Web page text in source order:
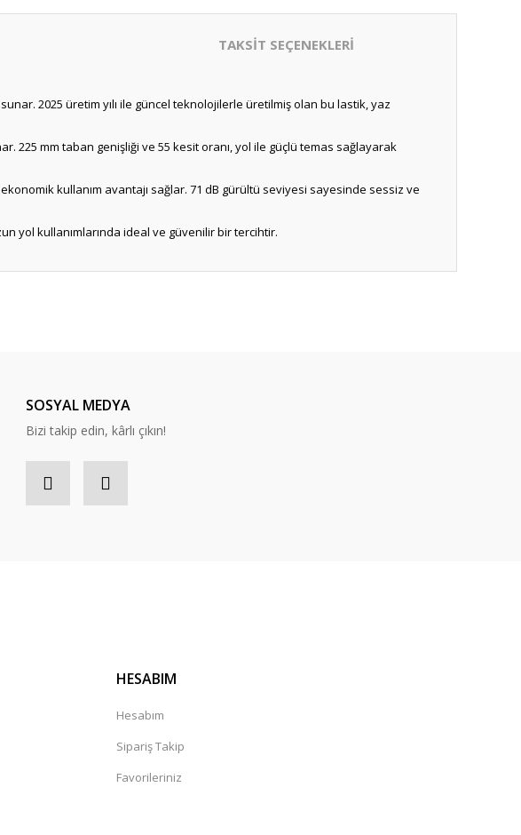
TAKSİT SEÇENEKLERİ
2025 üretim yılı ile güncel teknolojilerle üretilmiş olan bu lastik, yaz
225 mm taban genişliği ve 55 kesit oranı, yol ile güçlü temas sağlayarak
ekonomik kullanım avantajı sağlar. 71 dB gürültü seviyesi sayesinde sessiz ve
yol kullanımlarında ideal ve güvenilir bir tercihtir.
SOSYAL MEDYA
Bizi takip edin, kârlı çıkın!
HESABIM
Hesabım
Sipariş Takip
Favorileriniz